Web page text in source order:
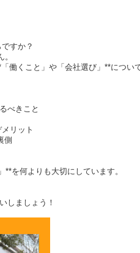
すか？
働くこと」や「会社選び」**につい
べきこと
リット
側
を何よりも大切にしています。
しましょう！